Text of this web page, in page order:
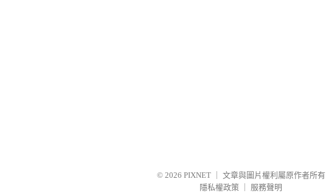
© 2026 PIXNET
文章與圖片權利屬原作者所有
隱私權政策
服務聲明